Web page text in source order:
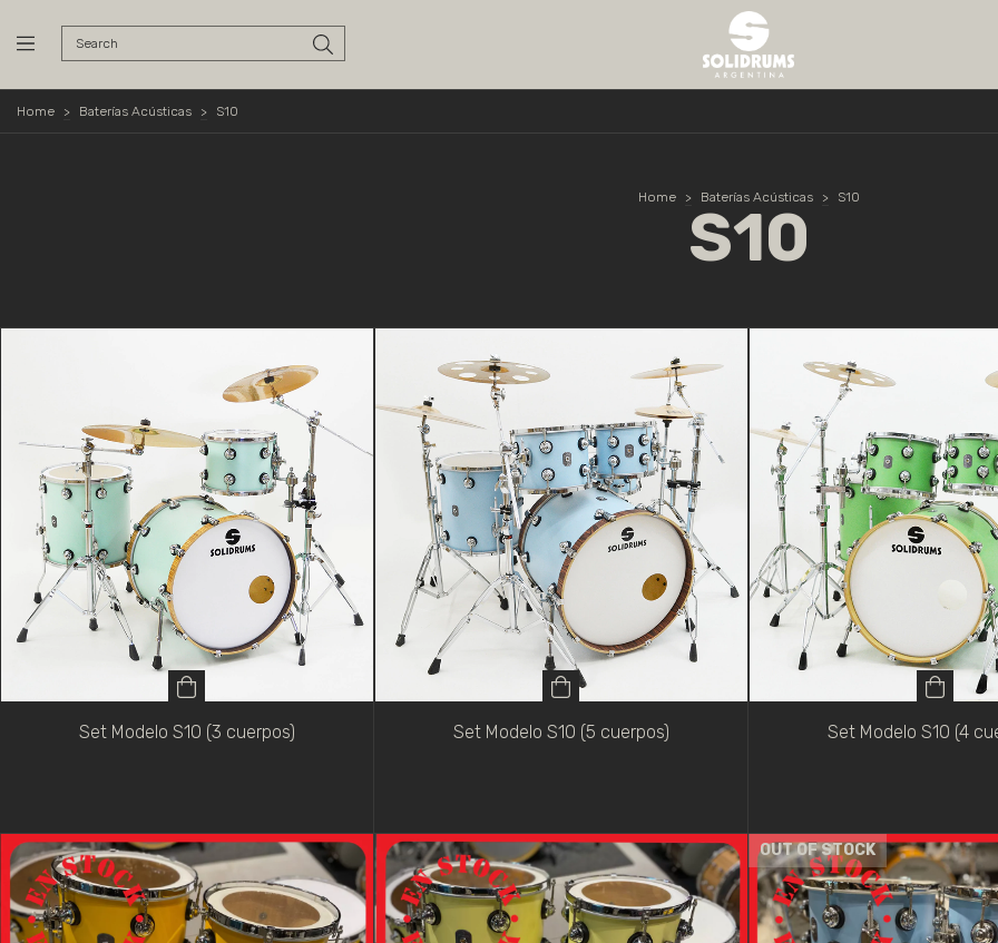
Home > Baterías Acústicas > S10
Home > Baterías Acústicas > S10
S10
Set Modelo S10 (3 cuerpos) Set Modelo S10 (5 cuerpos) Set Modelo S10 (4
OUT OF STOCK